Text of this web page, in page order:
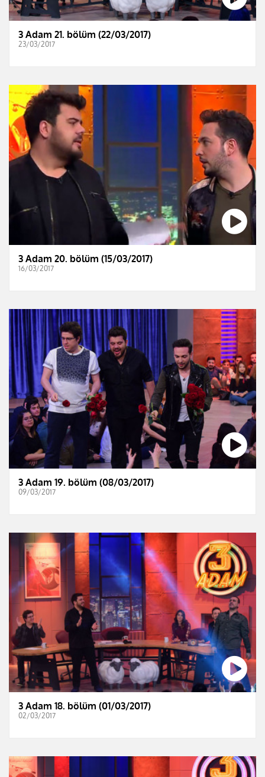
3 Adam 21. bölüm (22/03/2017)
23/03/2017
3 Adam 20. bölüm (15/03/2017)
16/03/2017
3 Adam 19. bölüm (08/03/2017)
09/03/2017
3 Adam 18. bölüm (01/03/2017)
02/03/2017